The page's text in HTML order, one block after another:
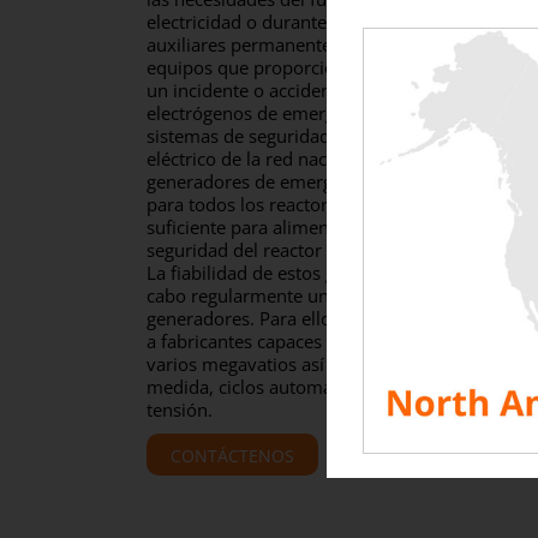
electricidad o durante un período de parada
auxiliares permanentes), pero también para
equipos que proporcionan las funciones de
un incidente o accidente en la instalación
electrógenos de emergencia con motor diésel
sistemas de seguridad del reactor en caso de
eléctrico de la red nacional. Cada reactor
generadores de emergencia. Además, se
para todos los reactores del mismo sitio. Cada
suficiente para alimentar los sistemas
seguridad del reactor durante la parada.
La fiabilidad de estos grupos electrógenos es
cabo regularmente una prueba periódica del
generadores. Para ello, los responsables de las
a fabricantes capaces de fabricar bancos de
varios megavatios así como el sistema de
medida, ciclos automáticos). Estos bancos de
tensión.
CONTÁCTENOS